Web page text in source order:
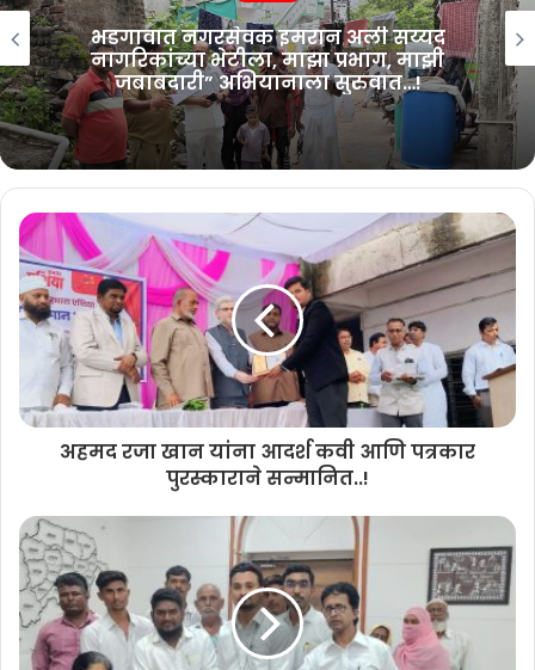
ढोमणे येथे वंचित बहुजन आघाडीच्या नवीन
फलकाचे ईश्वर लाला सर यांच्या हस्ते
अनावरण…!
अहमद रजा खान यांना आदर्श कवी आणि पत्रकार
पुरस्काराने सन्मानित..!